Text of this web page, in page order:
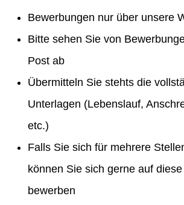
Bewerbungen nur über unsere
Bitte sehen Sie von
Post ab
Übermitteln Sie stehts die
Unterlagen (Lebenslauf,
etc.)
Falls Sie sich für mehrere
können Sie sich gerne auf
bewerben